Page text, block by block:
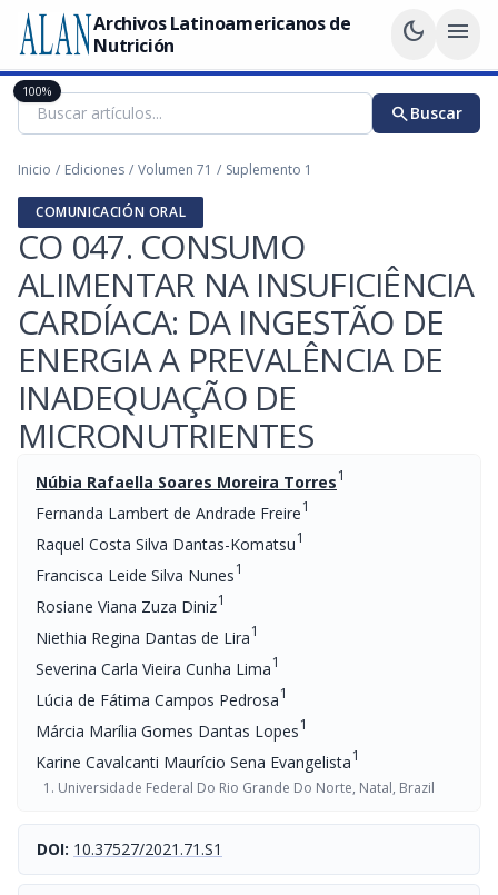
Archivos Latinoamericanos de
Nutrición
dark_mode menu
searchBuscar
Inicio / Ediciones / Volumen 71 / Suplemento 1
COMUNICACIÓN ORAL
CO 047. CONSUMO
ALIMENTAR NA INSUFICIÊNCIA
CARDÍACA: DA INGESTÃO DE
ENERGIA A PREVALÊNCIA DE
INADEQUAÇÃO DE
MICRONUTRIENTES
Núbia Rafaella Soares Moreira Torres1
Fernanda Lambert de Andrade Freire1
Raquel Costa Silva Dantas-Komatsu1
Francisca Leide Silva Nunes1
Rosiane Viana Zuza Diniz1
Niethia Regina Dantas de Lira1
Severina Carla Vieira Cunha Lima1
Lúcia de Fátima Campos Pedrosa1
Márcia Marília Gomes Dantas Lopes1
Karine Cavalcanti Maurício Sena Evangelista1
Universidade Federal Do Rio Grande Do Norte, Natal, Brazil
DOI: 10.37527/2021.71.S1
100%